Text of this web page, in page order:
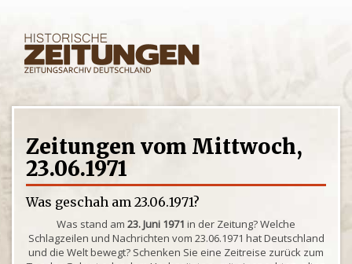
Zeitungen vom Mittwoch,
23.06.1971
Was geschah am 23.06.1971?
Was stand am 23. Juni 1971 in der Zeitung? Welche
Schlagzeilen und Nachrichten vom 23.06.1971 hat Deutschland
und die Welt bewegt? Schenken Sie eine Zeitreise zurück zum